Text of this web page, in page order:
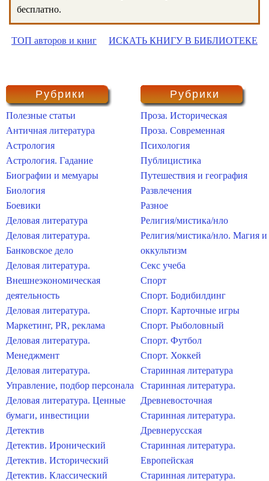
бесплатно.
ТОП авторов и книг ИСКАТЬ КНИГУ В БИБЛИОТЕКЕ
Рубрики
Полезные статьи
Античная литература
Астрология
Астрология. Гадание
Биографии и мемуары
Биология
Боевики
Деловая литература
Деловая литература.
Банковское дело
Деловая литература.
Внешнеэкономическая
деятельность
Деловая литература.
Маркетинг, PR, реклама
Деловая литература.
Менеджмент
Деловая литература.
Управление, подбор персонала
Деловая литература. Ценные
бумаги, инвестиции
Детектив
Детектив. Иронический
Детектив. Исторический
Детектив. Классический
Рубрики
Проза. Историческая
Проза. Современная
Психология
Публицистика
Путешествия и география
Развлечения
Разное
Религия/мистика/нло
Религия/мистика/нло. Магия и
оккультизм
Секс учеба
Спорт
Спорт. Бодибилдинг
Спорт. Карточные игры
Спорт. Рыболовный
Спорт. Футбол
Спорт. Хоккей
Старинная литература
Старинная литература.
Древневосточная
Старинная литература.
Древнерусская
Старинная литература.
Европейская
Старинная литература.